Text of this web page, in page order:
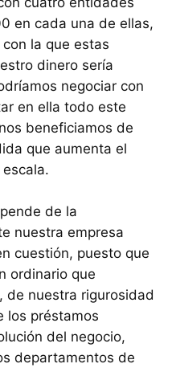
en cada una de ellas,
la que estas
dinero sería
negociar con
en ella todo este
beneficiamos de
que aumenta el
de la
nuestra empresa
cuestión, puesto que
ordinario que
de nuestra rigurosidad
los préstamos
del negocio,
departamentos de